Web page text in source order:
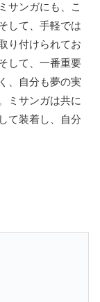
サンガにも、こ
して、手軽では
り付けられてお
して、一番重要
、自分も夢の実
ミサンガは共に
て装着し、自分